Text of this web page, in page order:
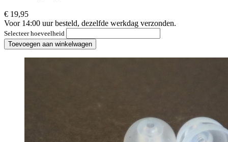
€ 19,95
Voor 14:00 uur besteld, dezelfde werkdag verzonden.
Selecteer hoeveelheid
Toevoegen aan winkelwagen